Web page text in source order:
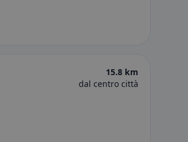
15.8 km
dal centro città